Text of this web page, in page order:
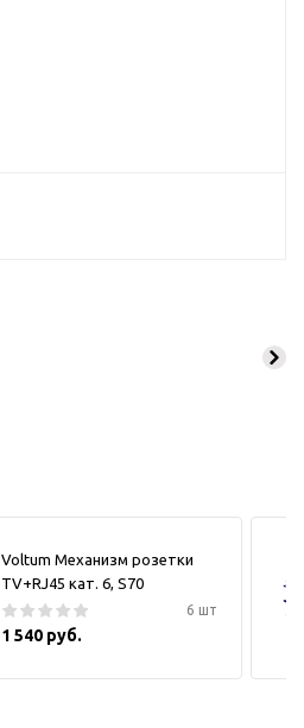
Voltum Механизм розетки
TV+RJ45 кат. 6, S70
6 шт
1 540 руб.